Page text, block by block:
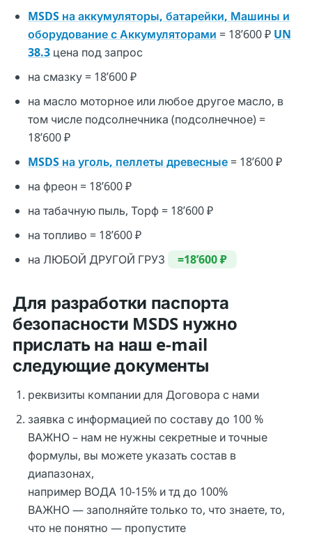
MSDS на аккумуляторы, батарейки, Машины и
оборудование с Аккумуляторами = 18’600 ₽ UN
38.3 цена под запрос
на смазку = 18’600 ₽
на масло моторное или любое другое масло, в
том числе подсолнечника (подсолнечное) =
18’600 ₽
MSDS на уголь, пеллеты древесные = 18’600 ₽
на фреон = 18’600 ₽
на табачную пыль, Торф = 18’600 ₽
на топливо = 18’600 ₽
на ЛЮБОЙ ДРУГОЙ ГРУЗ
=18’600 ₽
Для разработки паспорта
безопасности MSDS нужно
прислать на наш e-mail
следующие документы
реквизиты компании для Договора с нами
заявка с информацией по составу до 100 %
ВАЖНО – нам не нужны секретные и точные
формулы, вы можете указать состав в
диапазонах,
например ВОДА 10-15% и тд до 100%
ВАЖНО — заполняйте только то, что знаете, то,
что не понятно — пропустите